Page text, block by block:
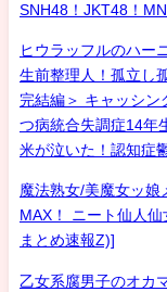
SNH48！JKT48！
ヒウラッフルのハー
生前整理人！孤立し
完結編＞ キャッシン
つ病統合失調症14年
米が泣いた！認知症
魔法熟女/美魔女ッ娘
MAX！ ニート仙人
まとめ速報Z)]
乙女系腐男子のオカ